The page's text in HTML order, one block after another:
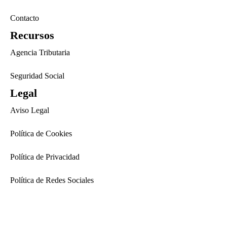
Contacto
Recursos
Agencia Tributaria
Seguridad Social
Legal
Aviso Legal
Política de Cookies
Política de Privacidad
Política de Redes Sociales